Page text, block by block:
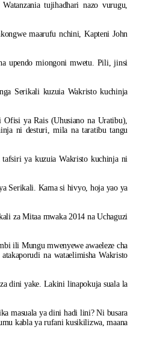
tujihadhari nazo vurugu,
maarufu nchini, Kapteni John
upendo miongoni mwetu. Pili, jinsi
Serikali kuzuia Wakristo kuchinja
ya Rais (Uhusiano na Uratibu),
ni desturi, mila na taratibu tangu
ya kuzuia Wakristo kuchinja ni
Serikali. Kama si hivyo, hoja yao ya
za Mitaa mwaka 2014 na Uchaguzi
ili Mungu mwenyewe awaeleze cha
na wataelimisha Wakristo
dini yake. Lakini linapokuja suala la
masuala ya dini hadi lini? Ni busara
kabla ya rufani kusikilizwa, maana